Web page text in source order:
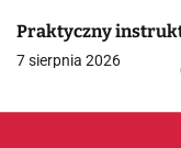
Praktyczny
7 sierpnia 2026